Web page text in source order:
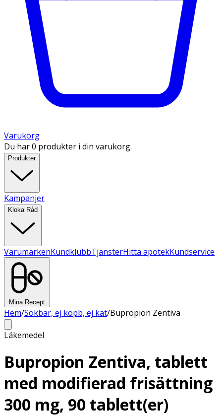
Varukorg
Du har 0 produkter i din varukorg.
Produkter
Kampanjer
Kloka Råd
VarumärkenKundklubbTjänsterHitta apotekKundservice
Mina Recept
Hem/Sökbar, ej köpb, ej kat/Bupropion Zentiva
Läkemedel
Bupropion Zentiva, tablett
med modifierad frisättning
300 mg, 90 tablett(er)